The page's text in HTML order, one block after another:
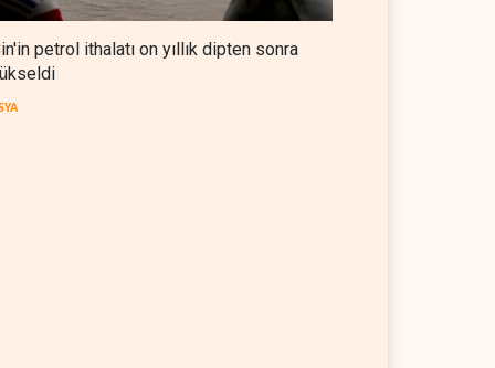
petrol ithalatı on yıllık dipten sonra